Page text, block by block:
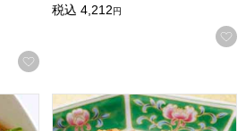
お気に入りに登録する
税込 4,212円
すじ煮込み(4人前)(L7030)【サクワ
【陳建一】酢豚 150g×6袋